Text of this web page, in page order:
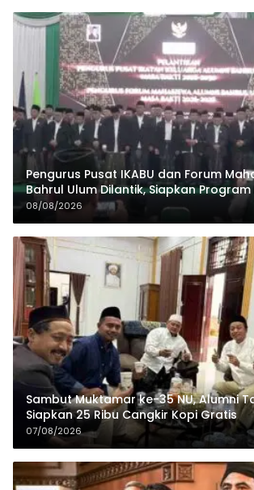
Pengurus Pusat IKABU dan Forum
Bahrul Ulum Dilantik, Siapkan
Organisasi dan Ekonomi
08/08/2026
Sambut Muktamar ke-35 NU, Alumni
Siapkan 25 Ribu Cangkir Kopi Gratis
07/08/2026